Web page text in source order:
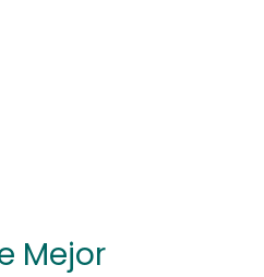
Mejor